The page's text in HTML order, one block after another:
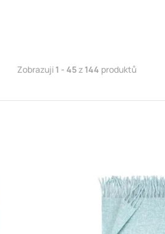
Zobrazuji 1 - 45z 144 produktů